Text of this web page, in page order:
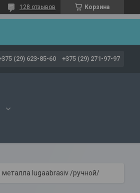
Корзина
128 отзывов
(29) 623-85-60 +375 (29) 271-97-97
металла lugaabrasiv /ручной/